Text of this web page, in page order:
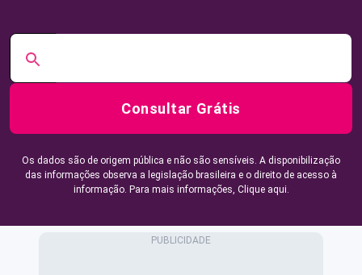
Consultar Grátis
Os dados são de origem pública e não são sensíveis. A disponibilização
das informações observa a legislação brasileira e o direito de acesso à
informação. Para mais informações, Clique aqui.